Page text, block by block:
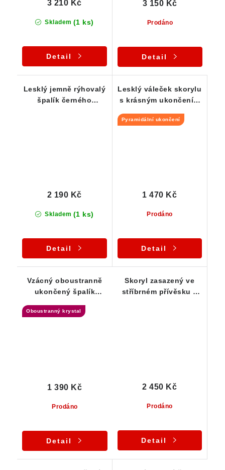
Skladem (1 ks)
3 210 Kč
Detail
Prodáno
3 150 Kč
Detail
Lesklý jemně rýhovalý
špalík černého
Skladem (1 ks)
2 190 Kč
Detail
Lesklý váleček skorylu
s krásným ukončením
Pyramidální ukončení
Prodáno
1 470 Kč
Detail
Vzácný oboustranně
ukončený špalík
Oboustranný krystal
Prodáno
1 390 Kč
Detail
Skoryl zasazený ve
stříbrném přívěsku s
Prodáno
2 450 Kč
Detail